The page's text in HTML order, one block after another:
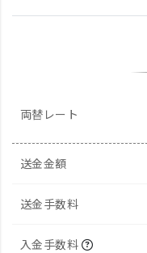
両替レート
送金金額
送金手数料
入金手数料